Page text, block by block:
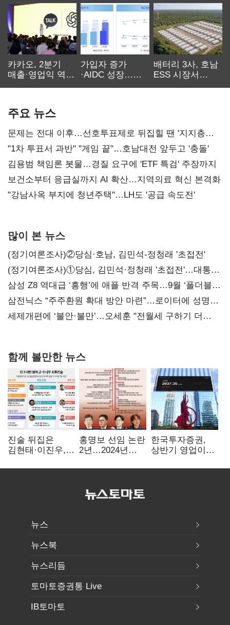
카카오, 2분기
매출·영업익 역대
가입자 증가
·AIDC 성장…
배터리 3사, 호남
ESS 시장서
주요 뉴스
문제는 전대 이후…선호투표제로 뒤집힐 땐 '지지층
불복'
"1차 투표서 과반" "게임 끝"…호남대전 앞두고 '충돌'
김용범 책임론 봇물…경질 요구에 'ETF 특검' 주장까지
보건소부터 응급실까지 AI 확산…지역의료 혁신 본격화
"강남사옥 부지에 청년주택"…LH도 '공급 속도전'
많이 본 뉴스
(정기여론조사)②당심·호남, 김민석-정청래 '초접전'
(정기여론조사)①당심, 김민석·정청래 '초접전'…대통령
지지도 '50% 아래로'(종합)
삼성 Z8 역대급 ‘흥행’에 애플 반격 주목…9월 ‘폴더블
대전’
삼전닉스 “주주환원 확대 방안 마련”…로이터에 성명
보내
세제개편에 ‘불안·불만’…오세훈 "전월세 구하기 더
함께 볼만한 뉴스
진술 뒤집은
김현태·이진우,
헌신"…법정서
홍명보 선임 논란
2년…2024년
압색까지
한국투자증권,
상반기 영업이익
전년비 89.1%↑
뉴스
뉴스북
뉴스리듬
토마토증권통 Live
IB토마토